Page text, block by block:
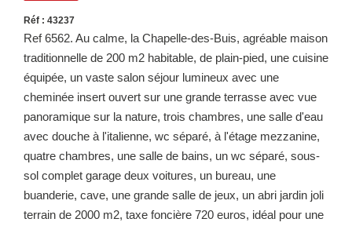
Réf : 43237
Ref 6562. Au calme, la Chapelle-des-Buis, agréable maison
traditionnelle de 200 m2 habitable, de plain-pied, une cuisine
équipée, un vaste salon séjour lumineux avec une
cheminée insert ouvert sur une grande terrasse avec vue
panoramique sur la nature, trois chambres, une salle d'eau
avec douche à l'italienne, wc séparé, à l'étage mezzanine,
quatre chambres, une salle de bains, un wc séparé, sous-
sol complet garage deux voitures, un bureau, une
buanderie, cave, une grande salle de jeux, un abri jardin joli
terrain de 2000 m2, taxe foncière 720 euros, idéal pour une